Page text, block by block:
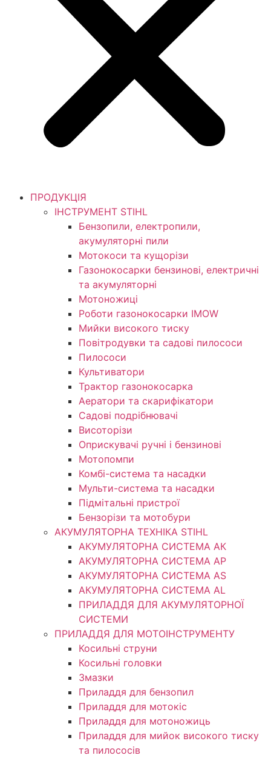
ПРОДУКЦІЯ
ІНСТРУМЕНТ STIHL
Бензопили, електропили,
акумуляторні пили
Мотокоси та кущорізи
Газонокосарки бензинові, електричні
та акумуляторні
Мотоножиці
Роботи газонокосарки IMOW
Мийки високого тиску
Повітродувки та садові пилососи
Пилососи
Культиватори
Трактор газонокосарка
Аератори та скарифікатори
Садові подрібнювачі
Висоторізи
Оприскувачі ручні і бензинові
Мотопомпи
Комбі-система та насадки
Мульти-система та насадки
Підмітальні пристрої
Бензорізи та мотобури
АКУМУЛЯТОРНА ТЕХНІКА STIHL
АКУМУЛЯТОРНА СИСТЕМА АК
АКУМУЛЯТОРНА СИСТЕМА АР
АКУМУЛЯТОРНА СИСТЕМА AS
АКУМУЛЯТОРНА СИСТЕМА AL
ПРИЛАДДЯ ДЛЯ АКУМУЛЯТОРНОЇ
СИСТЕМИ
ПРИЛАДДЯ ДЛЯ МОТОІНСТРУМЕНТУ
Косильні струни
Косильні головки
Змазки
Приладдя для бензопил
Приладдя для мотокіс
Приладдя для мотоножиць
Приладдя для мийок високого тиску
та пилососів